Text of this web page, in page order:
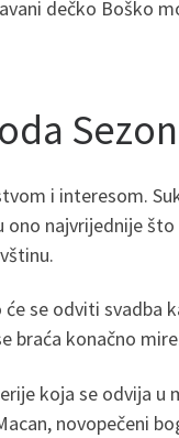
dečko Boško
i interesom.
najvrijednije
se odviti svadba
braća konačno
koja se odvija
novopečeni